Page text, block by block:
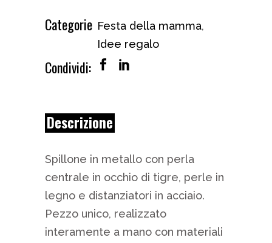
Categorie Festa della mamma,
Idee regalo
Condividi:
Descrizione
Spillone in metallo con perla
centrale in occhio di tigre, perle in
legno e distanziatori in acciaio.
Pezzo unico, realizzato
interamente a mano con materiali